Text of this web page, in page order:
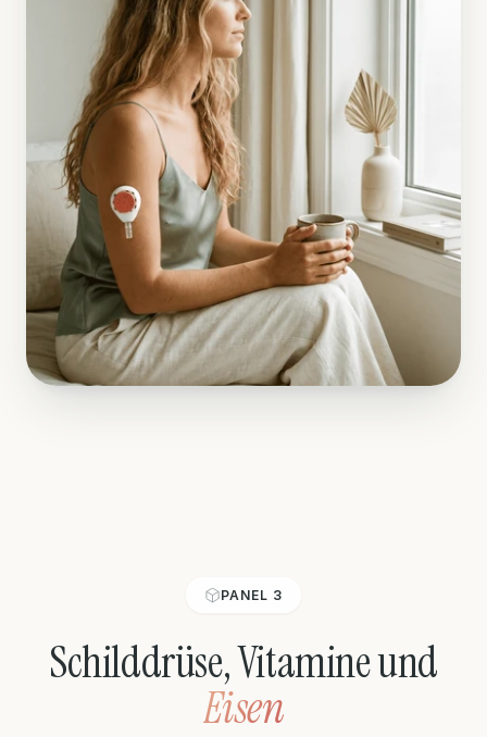
PANEL 3
Schilddrüse, Vitamine und
Eisen